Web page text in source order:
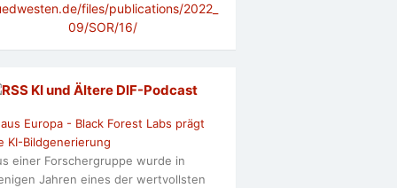
files/publications/2022_
09/SOR/16/
KI und Ältere DlF-Podcast
aus Europa - Black Forest Labs prägt
KI-Bildgenerierung
einer Forschergruppe wurde in
Jahren eines der wertvollsten